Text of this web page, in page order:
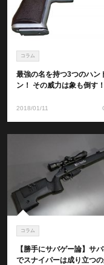
コラム
最強の名を持つ3つのハン
ン！ その威力は象も倒す
2018/01/11
コラム
【勝手にサバゲー論】サ
でスナイパーは成り立つ